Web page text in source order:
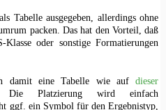
Tabelle ausgegeben, allerdings ohne
packen. Das hat den Vorteil, daß
oder sonstige Formatierungen
damit eine Tabelle wie aufdieser
Platzierung wird einfach
ggf. ein Symbol für den Ergebnistyp,